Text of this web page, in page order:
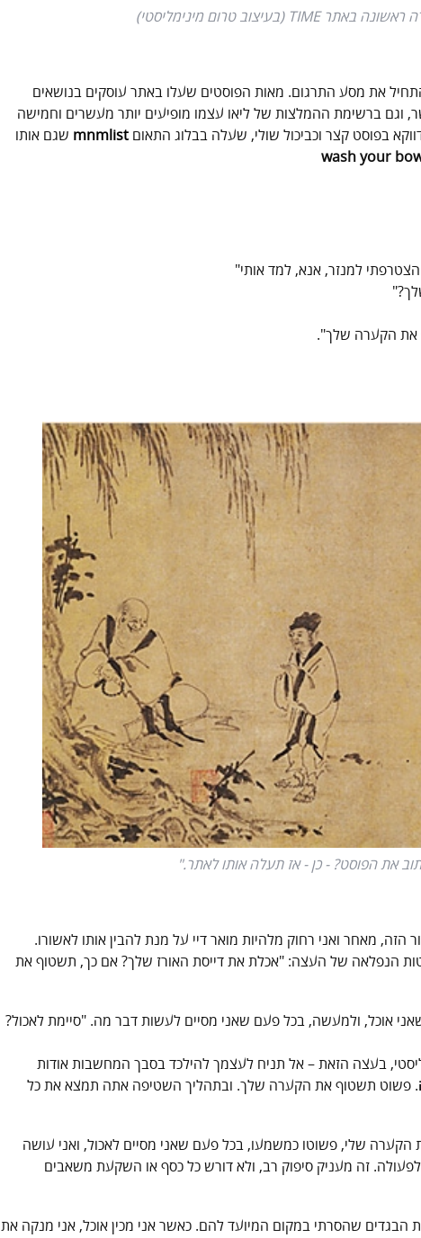
את מסע התרגום. מאות הפוסטים שעלו באתר עוסקים בנושאים
וגם ברשימת ההמלצות של ליאו עצמו מופיעים יותר מעשרים וחמישה
בפוסט קצר וכביכול שולי, שעלה בבלוג התאום mnmlist שגם אותו
wash your
למנזר, אנא, למד אותי"
את הקערה שלך".
את הפוסט? - כן - אז תעלה אותו לאתר."
הזה, מאחר ואני רחוק מלהיות מואר דיי על מנת להבין אותו לאשורו.
הנפלאה של העצה: "אכלת את דייסת האורז שלך? אם כך, תשטוף את
אוכל, ולמעשה, בכל פעם שאני מסיים לעשות דבר מה. "סיימת לאכול?
בעצה הזאת – אל תניח לעצמך להילכד בסבך המחשבות אודות
. פשוט תשטוף את הקערה שלך. ובתהליך השטיפה אתה תמצא את כל
הקערה שלי, פשוטו כמשמעו, בכל פעם שאני מסיים לאכול, ואני עושה
לפעולה. זה מעניק סיפוק רב, ולא דורש כל כסף או השקעת משאבים
הבגדים שהסרתי במקום המיועד להם. כאשר אני מכין אוכל, אני מנקה את